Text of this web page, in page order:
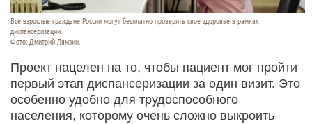
Все взрослые граждане России могут бесплатно проверить свое здоровье в рамках
диспансеризации.
Фото: Дмитрий Лямзин.
Проект нацелен на то, чтобы пациент мог пройти
первый этап диспансеризации за один визит. Это
особенно удобно для трудоспособного
населения, которому очень сложно выкроить